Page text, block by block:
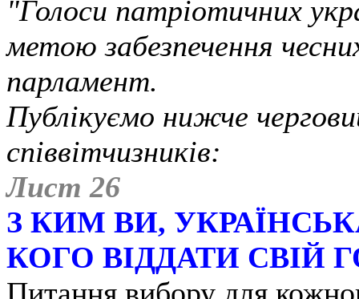
"Голоси патріотичних
метою забезпечення
парламент.
Публікуємо нижче
співвітчизників:
Лист 26
З КИМ ВИ,
КОГО ВІДДАТИ СВІЙ